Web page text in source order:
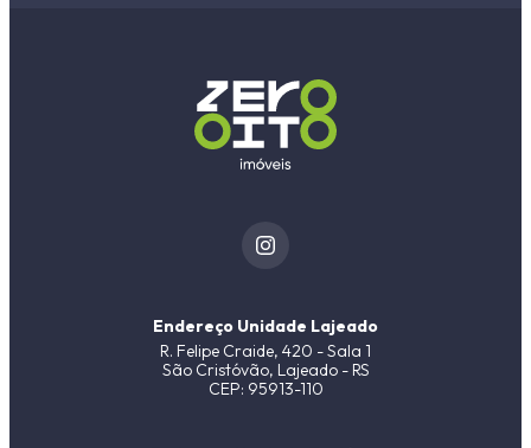
Endereço Unidade Lajeado
R. Felipe Craide, 420 - Sala 1
São Cristóvão, Lajeado - RS
CEP: 95913-110